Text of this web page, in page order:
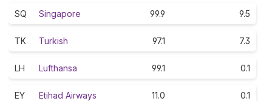
SQ Singapore 99.9 9.5
TK Turkish 97.1 7.3
LH Lufthansa 99.1 0.1
EY Etihad Airways 11.0 0.1